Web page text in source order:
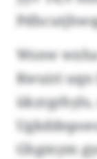
Wsnw
Kwuiri uqn
Ghgmym